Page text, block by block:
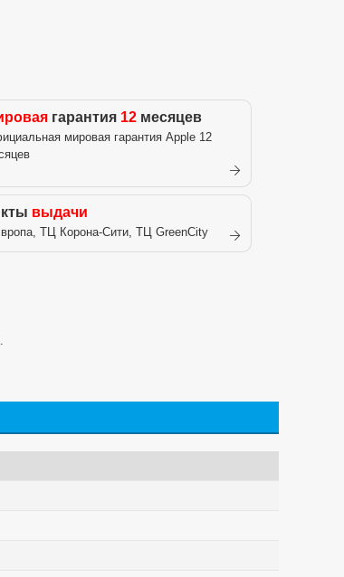
гарантия 12 месяцев
мировая гарантия Apple 12
выдачи
ТЦ Корона-Сити, ТЦ GreenCity